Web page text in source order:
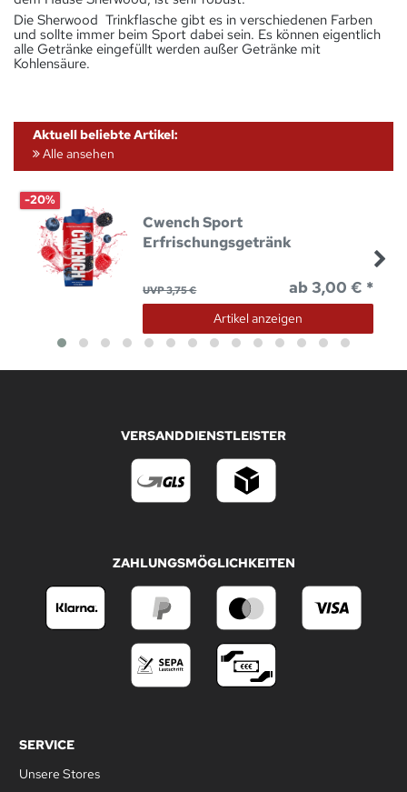
Die Sherwood Trinkflasche gibt es in verschiedenen Farben
und sollte immer beim Sport dabei sein. Es können eigentlich
alle Getränke eingefüllt werden außer Getränke mit
Kohlensäure.
Aktuell beliebte Artikel:
Alle ansehen
-20%
Cwench Sport
Erfrischungsgetränk
UVP 3,75 € ab 3,00 € *
Artikel anzeigen
VERSANDDIENSTLEISTER
ZAHLUNGSMÖGLICHKEITEN
SERVICE
Unsere Stores